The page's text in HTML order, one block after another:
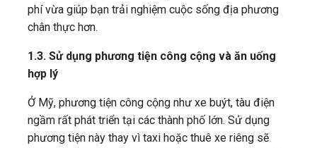
phí vừa giúp bạn trải nghiệm cuộc sống địa phương
chân thực hơn.
1.3. Sử dụng phương tiện công cộng và ăn uống
hợp lý
Ở Mỹ, phương tiện công cộng như xe buýt, tàu điện
ngầm rất phát triển tại các thành phố lớn. Sử dụng
phương tiện này thay vì taxi hoặc thuê xe riêng sẽ